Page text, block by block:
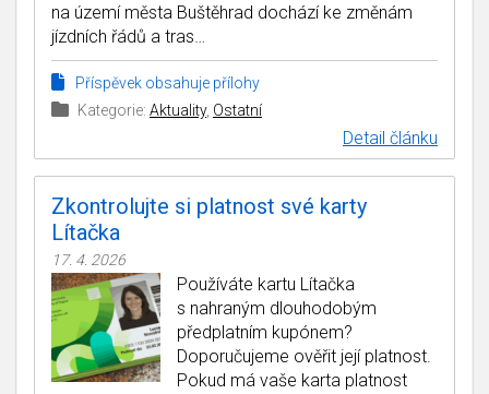
na území města Buštěhrad dochází ke změnám
jízdních řádů a tras…
Příspěvek obsahuje přílohy
Kategorie: Aktuality, Ostatní
Detail článku
Zkontrolujte si platnost své karty
Lítačka
17. 4. 2026
Používáte kartu Lítačka
s nahraným dlouhodobým
předplatním kupónem?
Doporučujeme ověřit její platnost.
Pokud má vaše karta platnost